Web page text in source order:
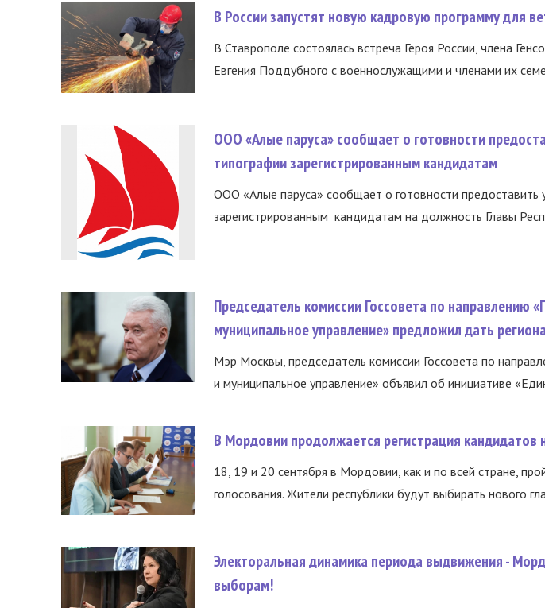
В России запустят новую кадровую программу для
В Ставрополе состоялась встреча Героя России, члена
Евгения Поддубного с военнослужащими и членами их
ООО «Алые паруса» сообщает о готовности
типографии зарегистрированным кандидатам
ООО «Алые паруса» сообщает о готовности предоставить
зарегистрированным кандидатам на должность Главы
Председатель комиссии Госсовета по направлению
муниципальное управление» предложил дать
Мэр Москвы, председатель комиссии Госсовета по
и муниципальное управление» объявил об инициативе
В Мордовии продолжается регистрация кандидатов
18, 19 и 20 сентября в Мордовии, как и по всей стране,
голосования. Жители республики будут выбирать нового
Электоральная динамика периода выдвижения -
выборам!